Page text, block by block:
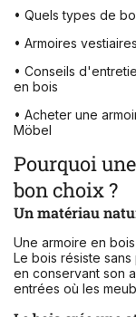
• Quels types de
• Armoires
• Conseils
en bois
• Acheter une
Möbel
Pourquoi
bon choix ?
Un matériau
Une armoire en
Le bois résiste
en conservant son
entrées où les